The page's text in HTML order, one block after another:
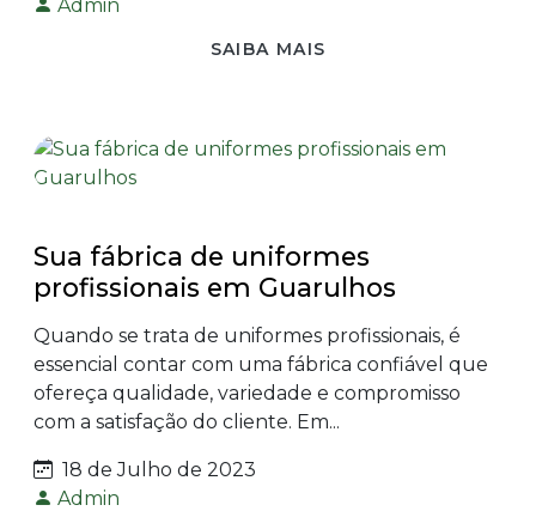
Admin
SAIBA MAIS
Sua fábrica de uniformes
profissionais em Guarulhos
Quando se trata de uniformes profissionais, é
essencial contar com uma fábrica confiável que
ofereça qualidade, variedade e compromisso
com a satisfação do cliente. Em...
18 de Julho de 2023
Admin